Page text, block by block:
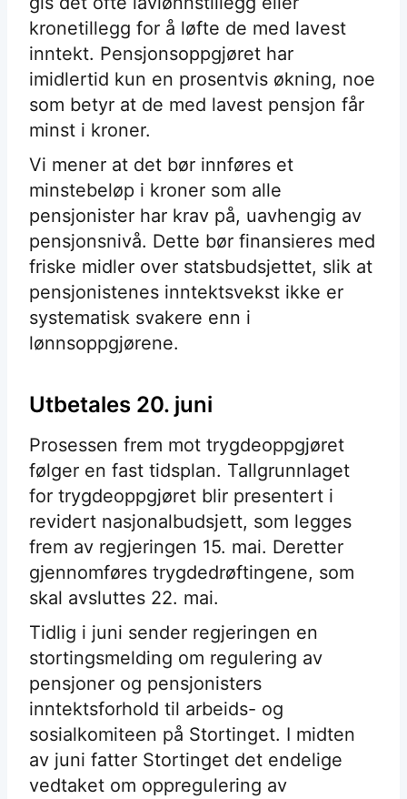
kronetillegg for å løfte de med lavest
inntekt. Pensjonsoppgjøret har
imidlertid kun en prosentvis økning, noe
som betyr at de med lavest pensjon får
minst i kroner.
Vi mener at det bør innføres et
minstebeløp i kroner som alle
pensjonister har krav på, uavhengig av
pensjonsnivå. Dette bør finansieres med
friske midler over statsbudsjettet, slik at
pensjonistenes inntektsvekst ikke er
systematisk svakere enn i
lønnsoppgjørene.
Utbetales 20. juni
Prosessen frem mot trygdeoppgjøret
følger en fast tidsplan. Tallgrunnlaget
for trygdeoppgjøret blir presentert i
revidert nasjonalbudsjett, som legges
frem av regjeringen 15. mai. Deretter
gjennomføres trygdedrøftingene, som
skal avsluttes 22. mai.
Tidlig i juni sender regjeringen en
stortingsmelding om regulering av
pensjoner og pensjonisters
inntektsforhold til arbeids- og
sosialkomiteen på Stortinget. I midten
av juni fatter Stortinget det endelige
vedtaket om oppregulering av